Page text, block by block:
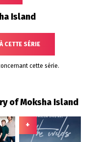
Island
CETTE SÉRIE
cette série.
of Moksha Island
+